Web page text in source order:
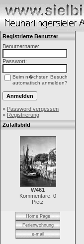
Registrierte Benutzer
Benutzername:
Passwort:
Beim n�chsten Besuch
automatisch anmelden?
» Password vergessen
» Registrierung
Zufallsbild
W461
Kommentare: 0
Pietz
Home Page
Ferienwohnung
e-mail